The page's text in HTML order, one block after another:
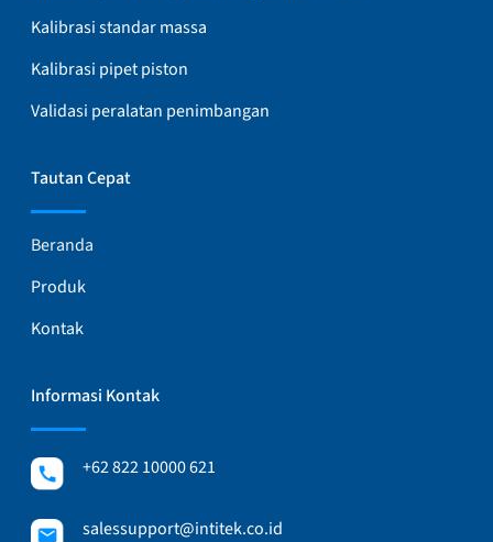
Kalibrasi standar massa
Kalibrasi pipet piston
Validasi peralatan penimbangan
Tautan Cepat
Beranda
Produk
Kontak
Informasi Kontak
+62 822 10000 621
salessupport@intitek.co.id